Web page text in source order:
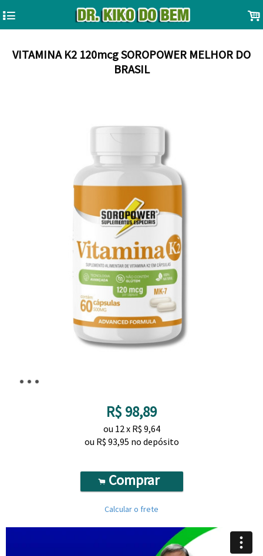
4 .
VITAMINA K2 120mcg SOROPOWER MELHOR DO
BRASIL
R$ 98,89
ou 12x R$ 9,64
ou R$ 93,95 no depósito
. Comprar
Calcular o frete